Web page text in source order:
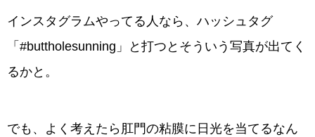
インスタグラムやってる人なら、ハッシュタグ
「#buttholesunning」と打つとそういう写真が出てく
るかと。
でも、よく考えたら肛門の粘膜に日光を当てるなん